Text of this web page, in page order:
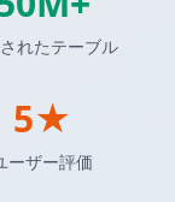
れたテーブル
5★
ーザー評価